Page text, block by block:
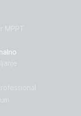
MPPT